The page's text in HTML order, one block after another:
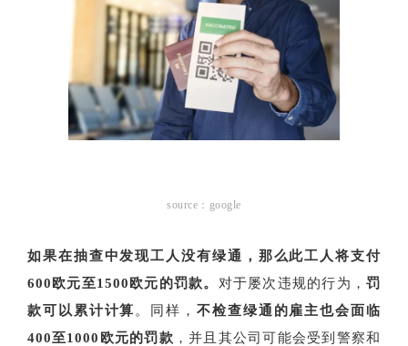
source：google
如果在抽查中发现工人没有绿通，那么此工人将支付
600欧元至1500欧元的罚款。 对于屡次违规的行为，罚
款可以累计计算 。同样，不检查绿通的雇主也会面临
400至1000欧元的罚款 ，并且其公司可能会受到警察和